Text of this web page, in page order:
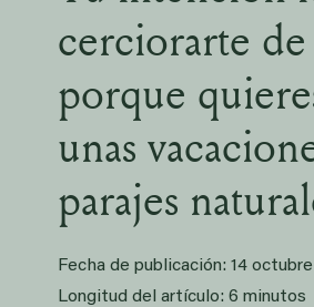
cerciorarte
porque
unas
parajes
Fecha de publicación: 14
Longitud del artículo: 6 minutos